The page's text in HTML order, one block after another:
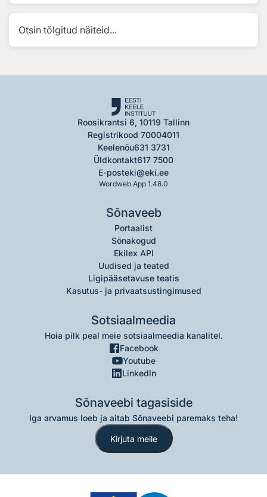
Otsin tõlgitud näiteid...
Roosikrantsi 6, 10119 Tallinn
Registrikood 70004011
Keelenõu631 3731
Üldkontakt617 7500
E-posteki@eki.ee
Wordweb App 1.48.0
Sõnaveeb
Portaalist
Sõnakogud
Ekilex API
Uudised ja teated
Ligipääsetavuse teatis
Kasutus- ja privaatsustingimused
Sotsiaalmeedia
Hoia pilk peal meie sotsiaalmeedia kanalitel.
Facebook
Youtube
LinkedIn
Sõnaveebi tagasiside
Iga arvamus loeb ja aitab Sõnaveebi paremaks teha!
Kirjuta meile